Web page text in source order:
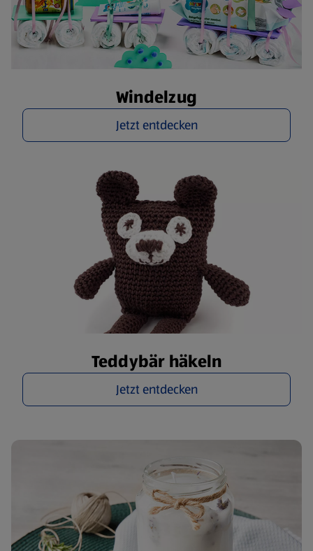
Windelzug
Jetzt entdecken
Teddybär häkeln
Jetzt entdecken